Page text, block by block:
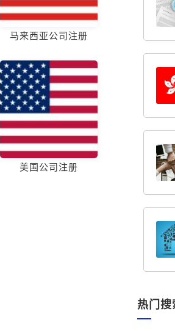
马来西亚公司注册
美国公司注册
热门搜